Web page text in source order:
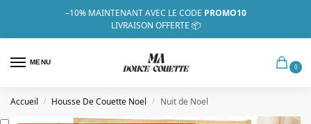
–10% MAINTENANT AVEC LE CODE PROMO10
LIVRAISON OFFERTE 📦
MENU
0
Accueil / Housse De Couette Noel / Nuit de Noel